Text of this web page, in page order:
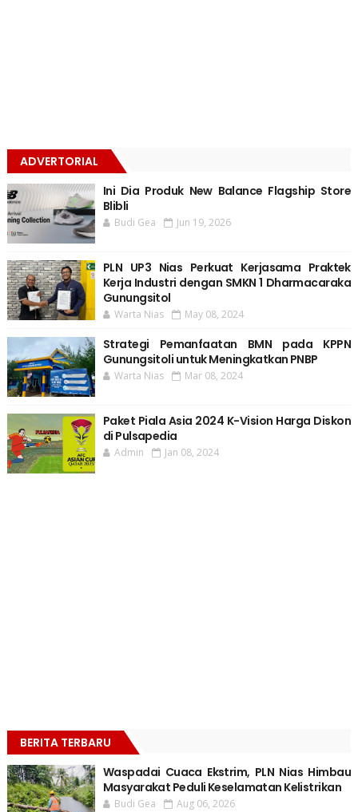
ADVERTORIAL
Ini Dia Produk New Balance Flagship Store
Blibli
Budi Gea Jun 19, 2026
PLN UP3 Nias Perkuat Kerjasama Praktek
Kerja Industri dengan SMKN 1 Dharmacaraka
Gunungsitol
Warta Nias May 08, 2024
Strategi Pemanfaatan BMN pada KPPN
Gunungsitoli untuk Meningkatkan PNBP
Warta Nias Mar 08, 2024
Paket Piala Asia 2024 K-Vision Harga Diskon
di Pulsapedia
Admin Jan 08, 2024
BERITA TERBARU
Waspadai Cuaca Ekstrim, PLN Nias Himbau
Masyarakat Peduli Keselamatan Kelistrikan
Budi Gea Aug 06, 2026